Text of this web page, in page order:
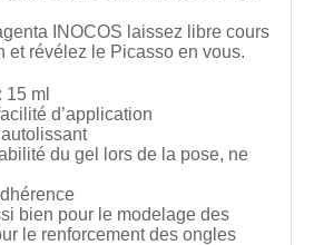
INOCOS laissez libre cours
et révélez le Picasso en vous.
ml
d’application
du gel lors de la pose, ne
bien pour le modelage des
le renforcement des ongles